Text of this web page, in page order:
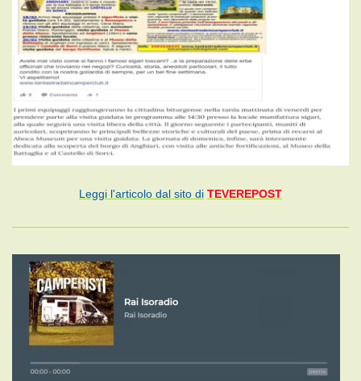
Leggi l'articolo dal sito di TEVEREPOST